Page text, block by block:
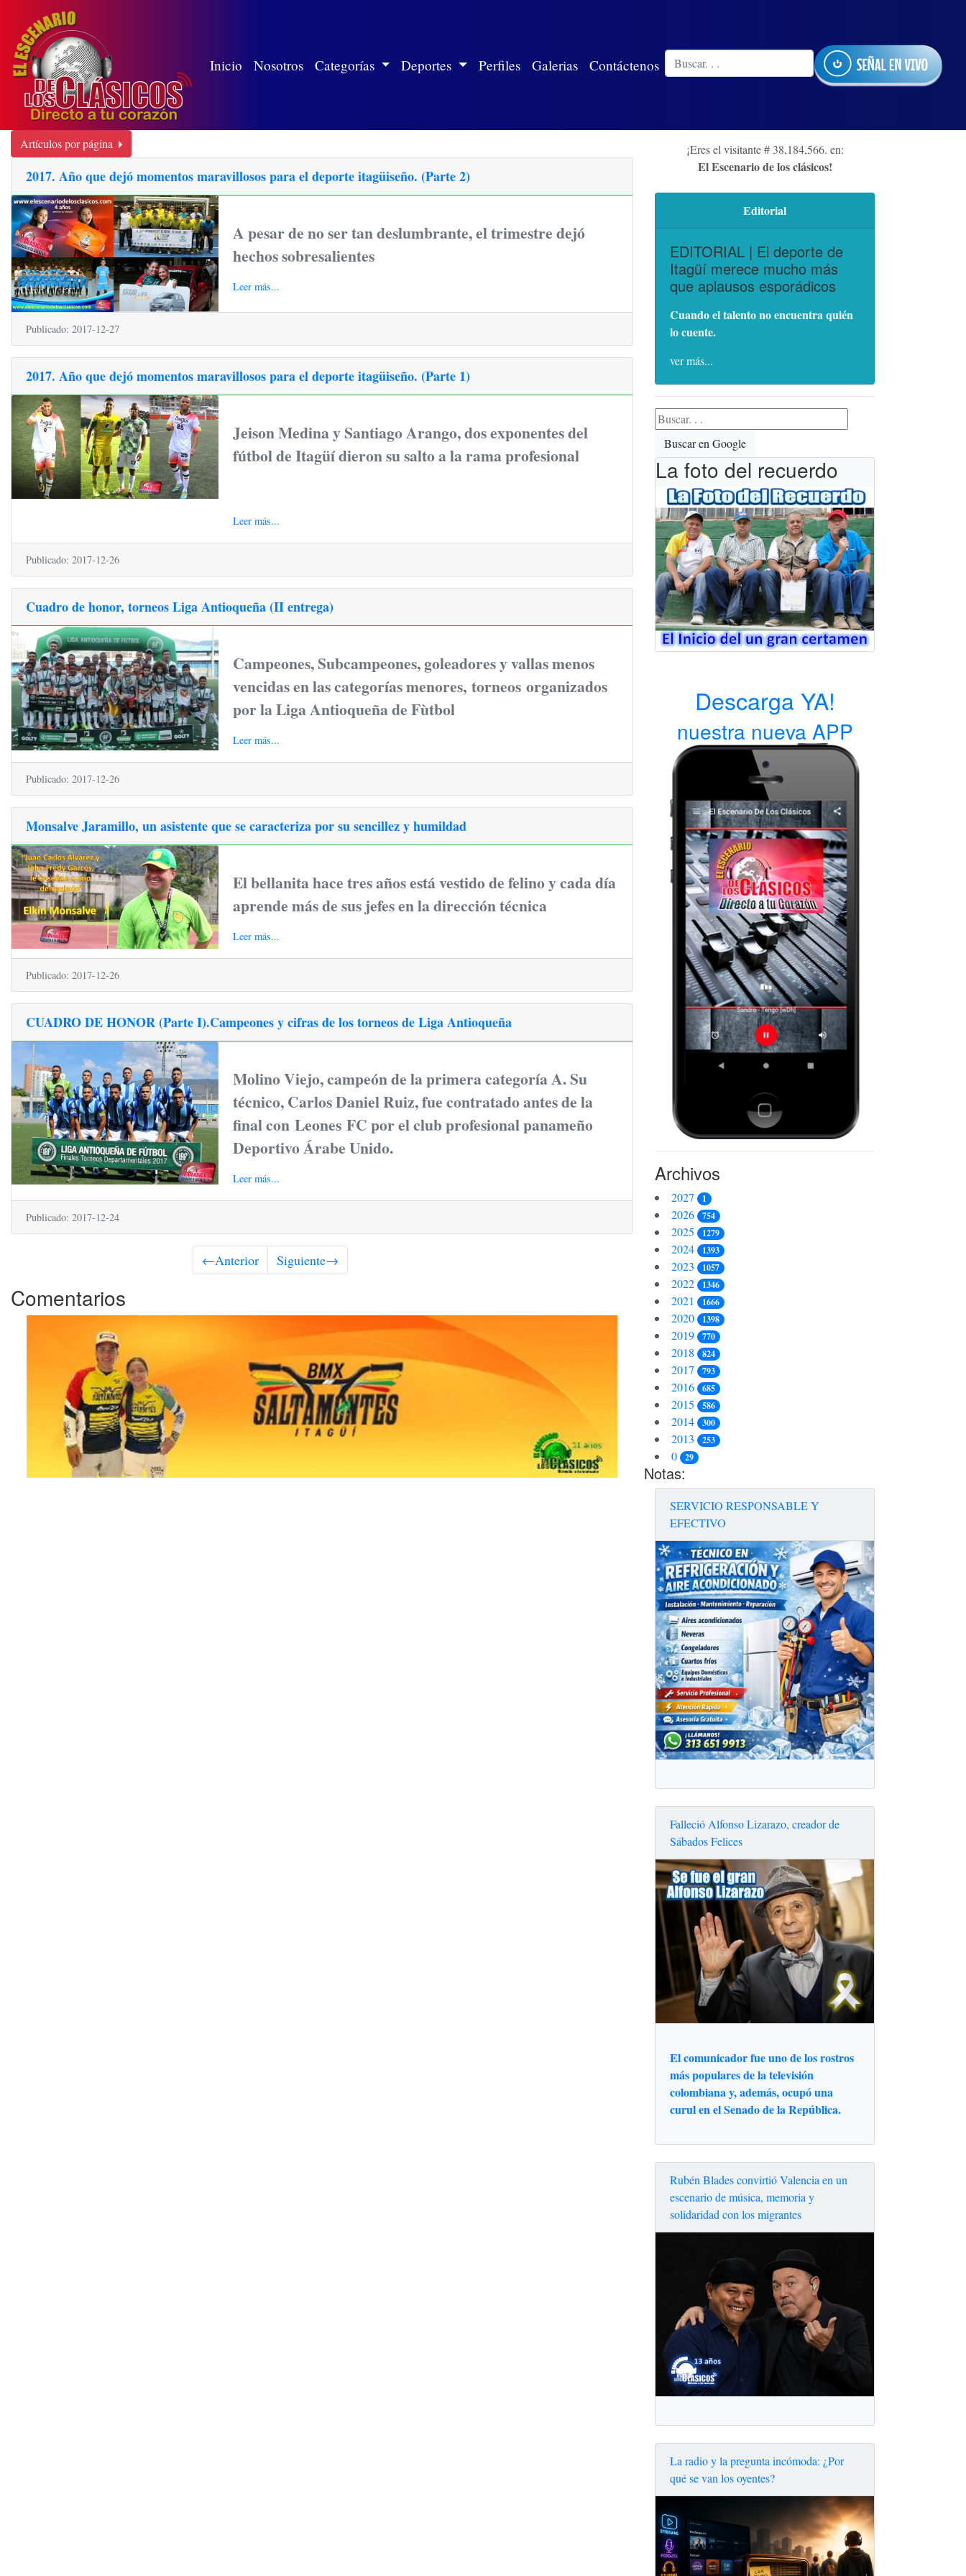
Inicio Nosotros(white)
Categorías Deportes Perfiles Galerias Contáctenos
Artículos por página
2017. Año que dejó momentos maravillosos para el deporte itagüiseño. (Parte 2)
A pesar de no ser tan deslumbrante, el trimestre dejó
hechos sobresalientes
Leer más...
Publicado: 2017-12-27
2017. Año que dejó momentos maravillosos para el deporte itagüiseño. (Parte 1)
Jeison Medina y Santiago Arango, dos exponentes del
fútbol de Itagüí dieron su salto a la rama profesional
Leer más...
Publicado: 2017-12-26
Cuadro de honor, torneos Liga Antioqueña (II entrega)
Campeones, Subcampeones, goleadores y vallas menos
vencidas en las categorías menores, torneos organizados
por la Liga Antioqueña de Fùtbol
Leer más...
Publicado: 2017-12-26
Monsalve Jaramillo, un asistente que se caracteriza por su sencillez y humildad
El bellanita hace tres años está vestido de felino y cada día
aprende más de sus jefes en la dirección técnica
Leer más...
Publicado: 2017-12-26
CUADRO DE HONOR (Parte I).Campeones y cifras de los torneos de Liga Antioqueña
Molino Viejo, campeón de la primera categoría A. Su
técnico, Carlos Daniel Ruiz, fue contratado antes de la
final con Leones FC por el club profesional panameño
Deportivo Árabe Unido.
Leer más...
Publicado: 2017-12-24
←Anterior Siguiente→
Comentarios
¡Eres el visitante # 38,184,566. en:
El Escenario de los clásicos!
Editorial
EDITORIAL | El deporte de
Itagüí merece mucho más
que aplausos esporádicos
Cuando el talento no encuentra quién
lo cuente.
ver más...
Buscar en Google
La foto del recuerdo
Descarga YA!
nuestra nueva APP
Archivos
2027 1
2026 754
2025 1279
2024 1393
2023 1057
2022 1346
2021 1666
2020 1398
2019 770
2018 824
2017 793
2016 685
2015 586
2014 300
2013 253
0 29
Notas:
SERVICIO RESPONSABLE Y
EFECTIVO
Falleció Alfonso Lizarazo, creador de
Sábados Felices
El comunicador fue uno de los rostros
más populares de la televisión
colombiana y, además, ocupó una
curul en el Senado de la República.
Rubén Blades convirtió Valencia en un
escenario de música, memoria y
solidaridad con los migrantes
La radio y la pregunta incómoda: ¿Por
qué se van los oyentes?